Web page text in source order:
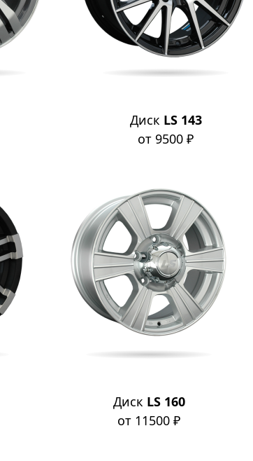
Диск LS 143
от 9500 ₽
Диск LS 160
от 11500 ₽